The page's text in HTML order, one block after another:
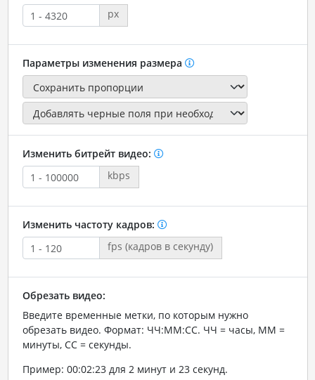
px
Параметры изменения размера
Изменить битрейт видео:
kbps
Изменить частоту кадров:
fps (кадров в секунду)
Обрезать видео:
Введите временные метки, по которым нужно
обрезать видео. Формат: ЧЧ:ММ:СС. ЧЧ = часы, ММ =
минуты, СС = секунды.
Пример: 00:02:23 для 2 минут и 23 секунд.